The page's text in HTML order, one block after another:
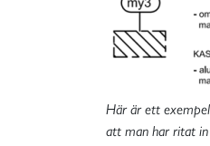
Här är ett
att man har ritat in